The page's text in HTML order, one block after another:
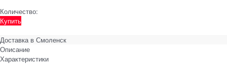
Количество:
Купить
Доставка в Смоленск
Описание
Характеристики